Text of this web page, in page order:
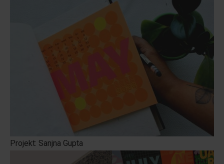
Projekt: Sanjna Gupta